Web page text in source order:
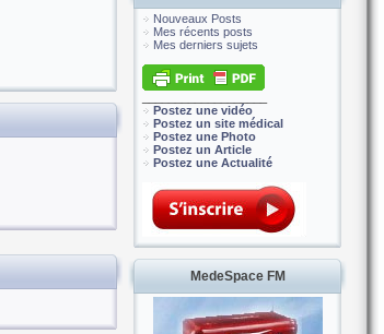
Nouveaux Posts
Mes récents posts
Mes derniers sujets
Postez une vidéo
Postez un site médical
Postez une Photo
Postez un Article
Postez une Actualité
MedeSpace FM